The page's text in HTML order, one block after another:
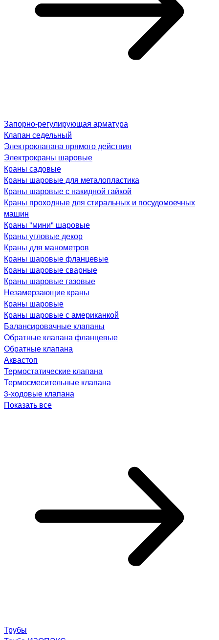
Запорно-регулирующая арматура
Клапан седельный
Электроклапана прямого действия
Электрокраны шаровые
Краны садовые
Краны шаровые для металопластика
Краны шаровые с накидной гайкой
Краны проходные для стиральных и посудомоечных
машин
Краны "мини" шаровые
Краны угловые декор
Краны для манометров
Краны шаровые фланцевые
Краны шаровые сварные
Краны шаровые газовые
Незамерзающие краны
Краны шаровые
Краны шаровые с американкой
Балансировачные клапаны
Обратные клапана фланцевые
Обратные клапана
Аквастоп
Термостатические клапана
Термосмесительные клапана
3-ходовые клапана
Показать все
Трубы